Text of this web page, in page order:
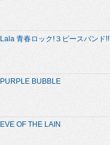
Lala 青春ロック!３ピースバンド!!
PURPLE BUBBLE
EVE OF THE LAIN